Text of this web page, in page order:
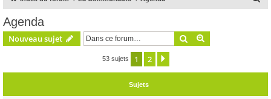
Agenda
Nouveau sujet Rechercher
53 sujets 1 2
Sujets